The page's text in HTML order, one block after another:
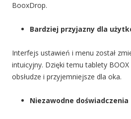
BooxDrop.
Bardziej przyjazny dla
Interfejs ustawień i menu został
intuicyjny. Dzięki temu tablety BOOX
obsłudze i przyjemniejsze dla oka.
Niezawodne doświadczenia